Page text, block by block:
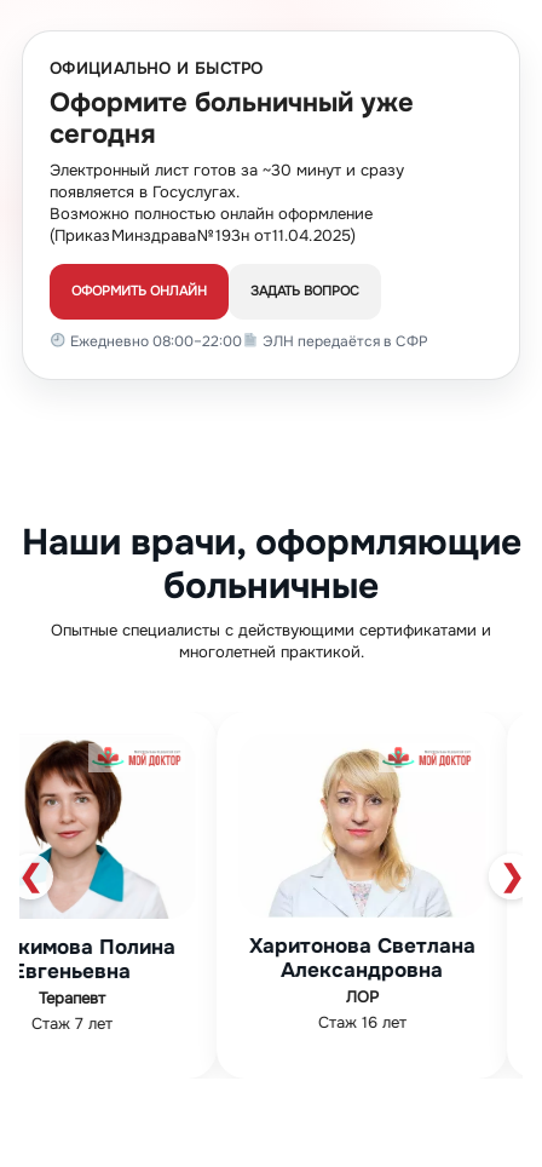
ОФИЦИАЛЬНО И БЫСТРО
Оформите больничный уже
сегодня
Электронный лист готов за ~30 минут и сразу
появляется в Госуслугах.
Возможно полностью онлайн оформление
(Приказ Минздрава № 193н от 11.04.2025)
ОФОРМИТЬ ОНЛАЙН ЗАДАТЬ ВОПРОС
Ежедневно 08:00–22:00 ЭЛН передаётся в СФР
Наши врачи, оформляющие
больничные
Опытные специалисты с действующими сертификатами и
многолетней практикой.
❮
Харитонова Светлана
Александровна
Мурза
❯